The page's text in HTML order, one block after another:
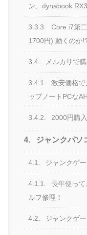
ン、dynabook
3.3.3.
Core i7第
1700円) 動くのか
3.4. メルカリで
3.4.1.
激安価格
ップノートPCな
3.4.2. 2000円購
4. ジャンクパソ
4.1. ジャンクゲ
4.1.1.
長年使っ
ルフ修理！
4.2. ジャンクゲ